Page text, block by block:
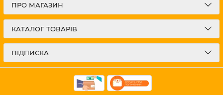
ПРО МАГАЗИН
КАТАЛОГ ТОВАРІВ
ПІДПИСКА